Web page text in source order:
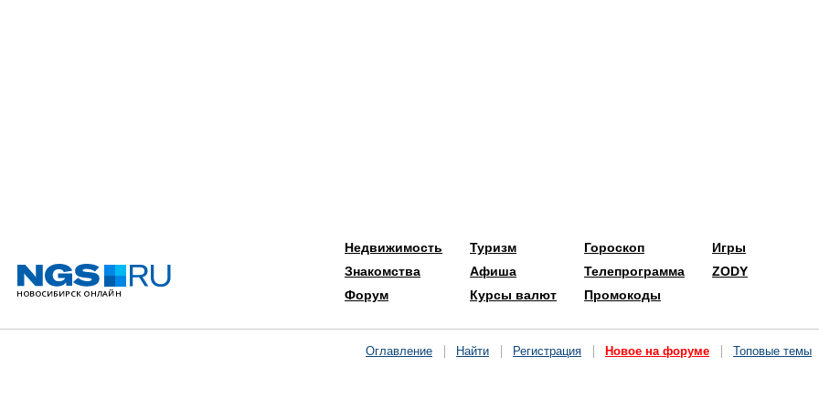
Недвижимость
Знакомства
Форум
Туризм
Афиша
Курсы валют
Гороскоп
Телепрограмма
Промокоды
Игры
ZODY
Оглавление Найти Регистрация Новое на форуме Топовые темы